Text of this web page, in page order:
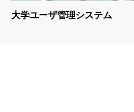
大学ユーザ管理システム